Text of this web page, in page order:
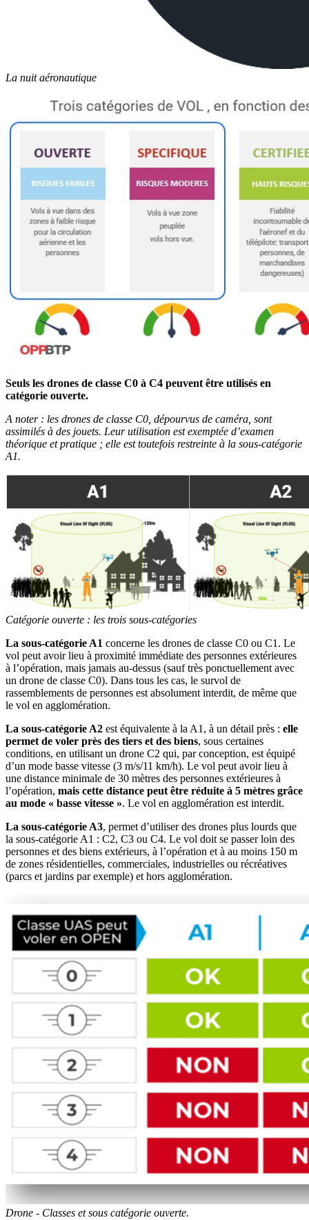
La nuit aéronautique
Seuls les drones de classe C0 à C4 peuvent être utilisés en
catégorie ouverte.
A noter : les drones de classe C0, dépourvus de caméra, sont
assimilés à des jouets. Leur utilisation est exemptée d’examen
théorique et pratique ; elle est toutefois restreinte à la sous-catégorie
A1.
Catégorie ouverte : les trois sous-catégories
La sous-catégorie A1 concerne les drones de classe C0 ou C1. Le
vol peut avoir lieu à proximité immédiate des personnes extérieures
à l’opération, mais jamais au-dessus (sauf très ponctuellement avec
un drone de classe C0). Dans tous les cas, le survol de
rassemblements de personnes est absolument interdit, de même que
le vol en agglomération.
La sous-catégorie A2 est équivalente à la A1, à un détail près : elle
permet de voler près des tiers et des biens, sous certaines
conditions, en utilisant un drone C2 qui, par conception, est équipé
d’un mode basse vitesse (3 m/s/11 km/h). Le vol peut avoir lieu à
une distance minimale de 30 mètres des personnes extérieures à
l’opération, mais cette distance peut être réduite à 5 mètres grâce
au mode « basse vitesse ». Le vol en agglomération est interdit.
La sous-catégorie A3, permet d’utiliser des drones plus lourds que
la sous-catégorie A1 : C2, C3 ou C4. Le vol doit se passer loin des
personnes et des biens extérieurs, à l’opération et à au moins 150 m
de zones résidentielles, commerciales, industrielles ou récréatives
(parcs et jardins par exemple) et hors agglomération.
Drone - Classes et sous catégorie ouverte.